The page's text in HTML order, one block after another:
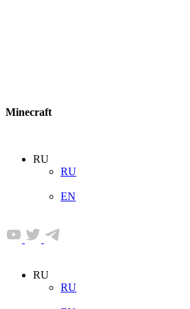
Minecraft
RU
RU
EN
RU
RU